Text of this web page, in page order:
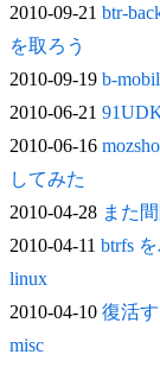
2010-09-21 btr-
を取ろう
2010-09-19 b-
2010-06-21
2010-06-16
してみた
2010-04-28 また
2010-04-11 btrfs
linux
2010-04-10 復活
misc